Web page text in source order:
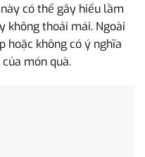
có thể gây hiểu lầm
không thoải mái. Ngoài
hoặc không có ý nghĩa
món quà.